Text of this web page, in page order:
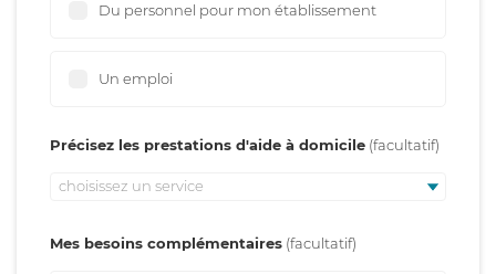
Du personnel pour mon établissement
Un emploi
Précisez les prestations d'aide à domicile
choisissez un service
Mes besoins complémentaires